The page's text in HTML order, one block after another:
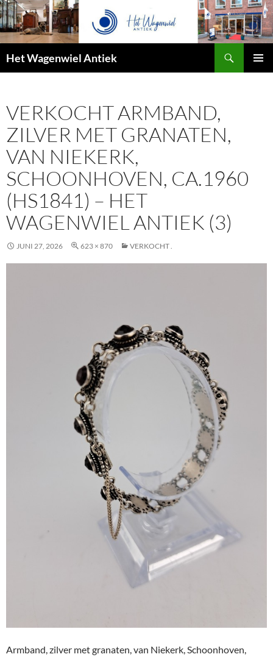
Het Wagenwiel Antiek
VERKOCHT ARMBAND,
ZILVER MET GRANATEN,
VAN NIEKERK,
SCHOONHOVEN, CA.1960
(HS1841) – HET
WAGENWIEL ANTIEK (3)
JUNI 27, 2026 623 × 870 VERKOCHT .
Armband, zilver met granaten, van Niekerk, Schoonhoven,